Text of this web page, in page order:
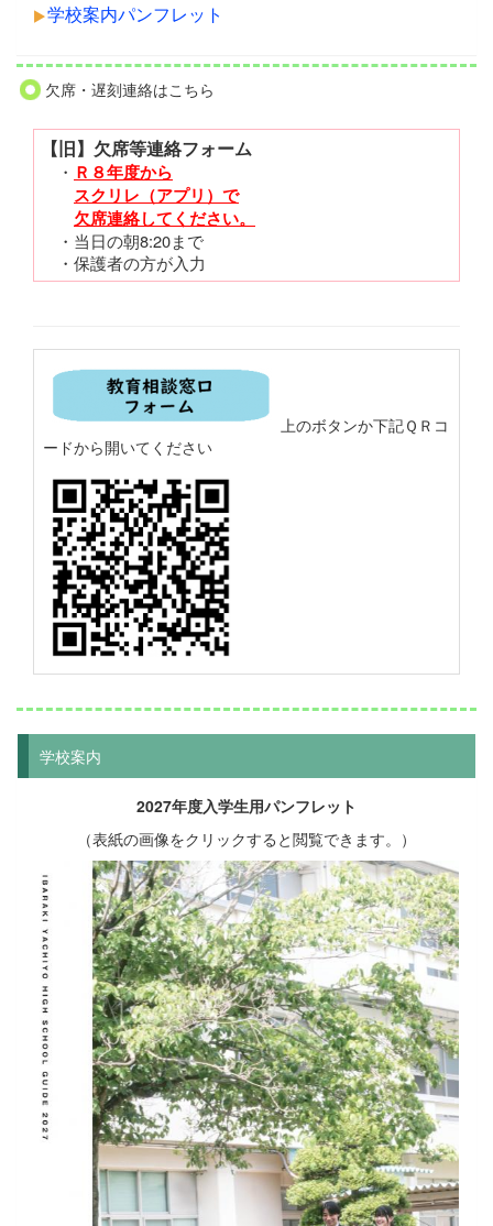
学校案内パンフレット
欠席・遅刻連絡はこちら
【旧】欠席等連絡フォーム
・ Ｒ８年度から
スクリレ（アプリ）で
欠席連絡してください。
・当日の朝8:20まで
・保護者の方が入力
上のボタンか下記ＱＲコ
ードから開いてください
学校案内
2027年度入学生用パンフレット
（表紙の画像をクリックすると閲覧できます。）